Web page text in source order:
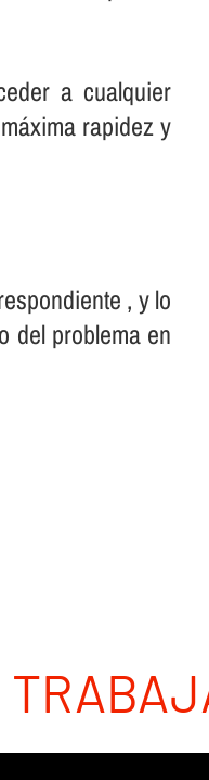
a cualquier
rapidez y
, y lo
del problema en